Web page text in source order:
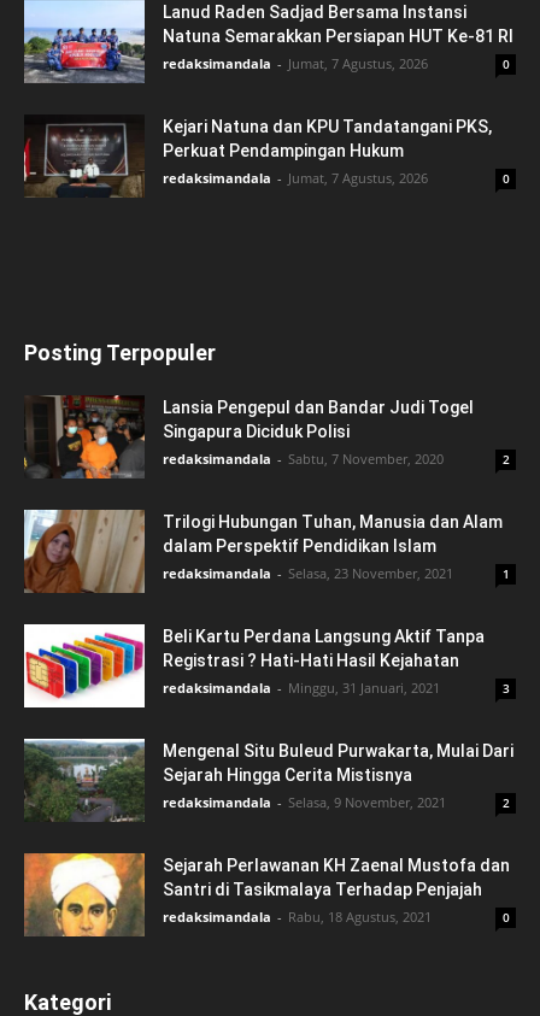
Lanud Raden Sadjad Bersama Instansi
Natuna Semarakkan Persiapan HUT Ke-81 RI
redaksimandala - Jumat, 7 Agustus, 2026 0
Kejari Natuna dan KPU Tandatangani PKS,
Perkuat Pendampingan Hukum
redaksimandala - Jumat, 7 Agustus, 2026 0
Posting Terpopuler
Lansia Pengepul dan Bandar Judi Togel
Singapura Diciduk Polisi
redaksimandala - Sabtu, 7 November, 2020 2
Trilogi Hubungan Tuhan, Manusia dan Alam
dalam Perspektif Pendidikan Islam
redaksimandala - Selasa, 23 November, 2021 1
Beli Kartu Perdana Langsung Aktif Tanpa
Registrasi ? Hati-Hati Hasil Kejahatan
redaksimandala - Minggu, 31 Januari, 2021 3
Mengenal Situ Buleud Purwakarta, Mulai Dari
Sejarah Hingga Cerita Mistisnya
redaksimandala - Selasa, 9 November, 2021 2
Sejarah Perlawanan KH Zaenal Mustofa dan
Santri di Tasikmalaya Terhadap Penjajah
redaksimandala - Rabu, 18 Agustus, 2021 0
Kategori